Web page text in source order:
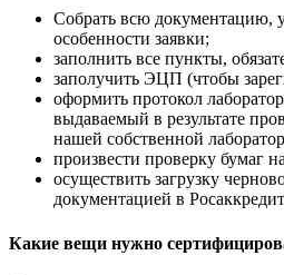
Собрать всю документацию,
особенности заявки;
заполнить все пункты,
заполучить ЭЦП (чтобы
оформить протокол
выдаваемый в результате
нашей собственной
произвести проверку бумаг
осуществить загрузку
документацией в
Какие вещи нужно